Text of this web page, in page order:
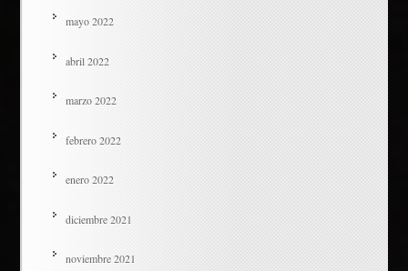
mayo 2022
abril 2022
marzo 2022
febrero 2022
enero 2022
diciembre 2021
noviembre 2021